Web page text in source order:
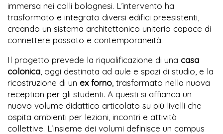
immersa nei colli bolognesi. L’intervento ha
trasformato e integrato diversi edifici preesistenti,
creando un sistema architettonico unitario capace di
connettere passato e contemporaneità.
Il progetto prevede la riqualificazione di una casa
colonica , oggi destinata ad aule e spazi di studio, e la
ricostruzione di un ex forno , trasformato nella nuova
reception per gli studenti. A questi si affianca un
nuovo volume didattico articolato su più livelli che
ospita ambienti per lezioni, incontri e attività
collettive. L’insieme dei volumi definisce un campus